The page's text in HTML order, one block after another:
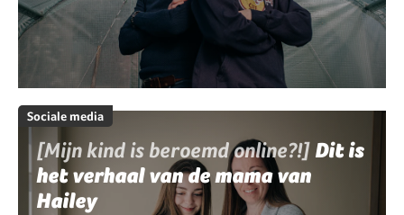
Sociale media
[Mijn kind is beroemd online?!] Dit is
het verhaal van de mama van
Hailey